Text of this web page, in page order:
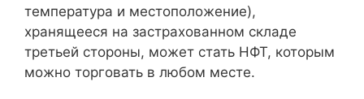
температура и местоположение),
хранящееся на застрахованном складе
третьей стороны, может стать НФТ, которым
можно торговать в любом месте.